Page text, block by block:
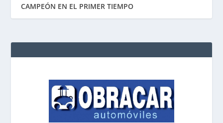
CAMPEÓN EN EL PRIMER TIEMPO